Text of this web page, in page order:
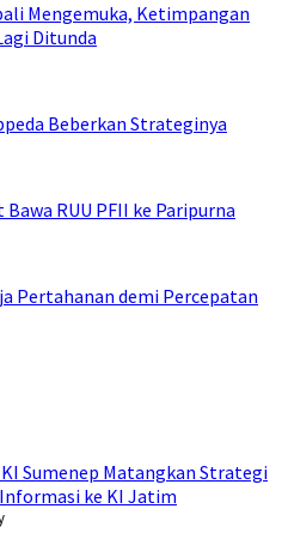
Mengemuka, Ketimpangan
Ditunda
Beberkan Strateginya
RUU PFII ke Paripurna
Pertahanan demi Percepatan
Sumenep Matangkan Strategi
ke KI Jatim